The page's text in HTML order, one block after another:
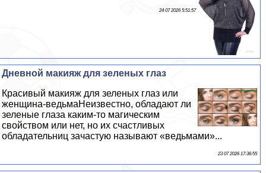
24 07 2026 5:51:57
Дневной макияж для зеленых глаз
Красивый макияж для зеленых глаз или
женщина-ведьмаНеизвестно, обладают ли
зеленые глаза каким-то магическим
свойством или нет, но их счастливых
обладательниц зачастую называют «ведьмами»...
23 07 2026 17:36:55